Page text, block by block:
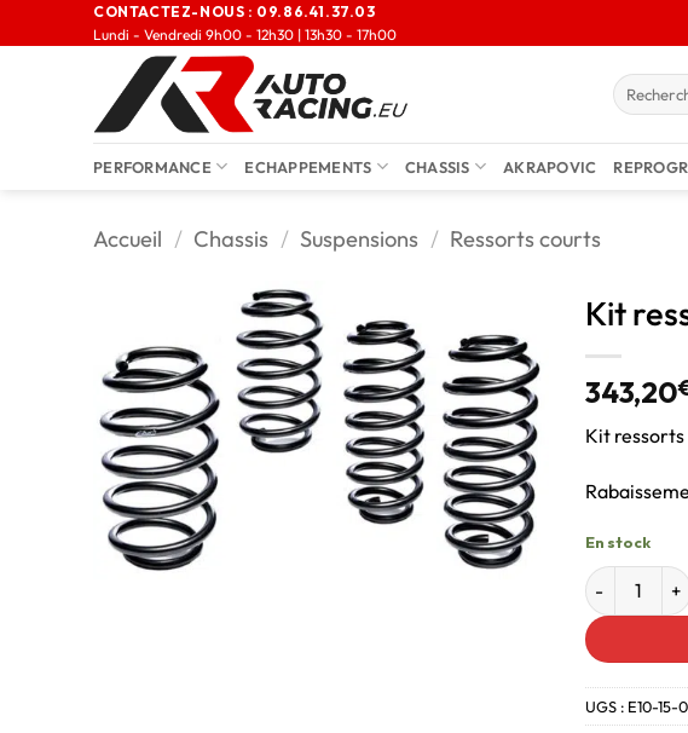
CONTACTEZ-NOUS : 09.86.41.37.03
Lundi - Vendredi 9h00 - 12h30 | 13h30 - 17h00
PERFORMANCE ECHAPPEMENTS CHASSIS AKRAPOVIC
Accueil / Chassis / Suspensions / Ressorts courts
Kit
343,20
Kit ressorts
En stock
UGS : E10-